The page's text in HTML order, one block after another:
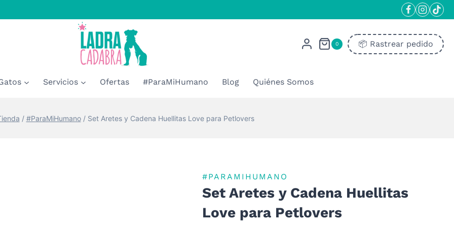
0 📦​ Rastrear pedido
Servicios Ofertas #ParaMiHumano Blog Quiénes Somos
/ #ParaMiHumano / Set Aretes y Cadena Huellitas Love para Petlovers
#PARAMIHUMANO
Set Aretes y Cadena Huellitas
Love para Petlovers